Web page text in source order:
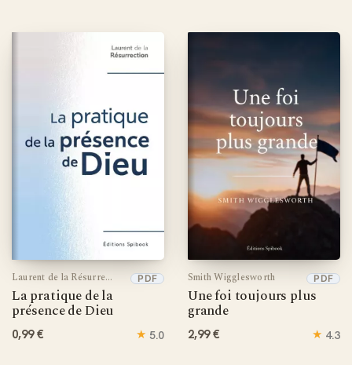
Laurent de la Résurrection
La pratique de la
présence de Dieu
PDF
0,99 € ★ 5.0
Smith Wigglesworth
Une foi toujours plus
grande
PDF
2,99 € ★ 4.3